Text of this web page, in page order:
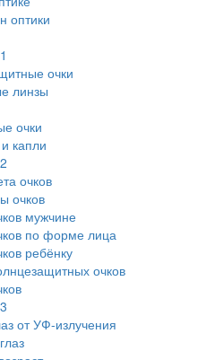
оптики
очки
линзы
очки
капли
очков
очков
мужчине
по форме лица
ребёнку
очков
от УФ-излучения